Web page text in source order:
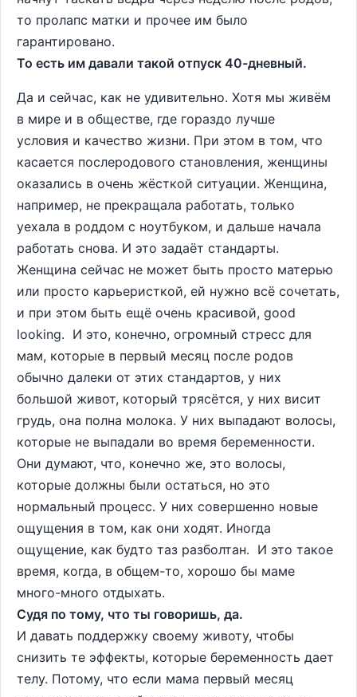
то пролапс матки и прочее им было
гарантировано.
То есть им давали такой отпуск 40-дневный.
Да и сейчас, как не удивительно. Хотя мы живём
в мире и в обществе, где гораздо лучше
условия и качество жизни. При этом в том, что
касается послеродового становления, женщины
оказались в очень жёсткой ситуации. Женщина,
например, не прекращала работать, только
уехала в роддом с ноутбуком, и дальше начала
работать снова. И это задаёт стандарты.
Женщина сейчас не может быть просто матерью
или просто карьеристкой, ей нужно всё сочетать,
и при этом быть ещё очень красивой, good
looking. И это, конечно, огромный стресс для
мам, которые в первый месяц после родов
обычно далеки от этих стандартов, у них
большой живот, который трясётся, у них висит
грудь, она полна молока. У них выпадают волосы,
которые не выпадали во время беременности.
Они думают, что, конечно же, это волосы,
которые должны были остаться, но это
нормальный процесс. У них совершенно новые
ощущения в том, как они ходят. Иногда
ощущение, как будто таз разболтан. И это такое
время, когда, в общем-то, хорошо бы маме
много-много отдыхать.
Судя по тому, что ты говоришь, да.
И давать поддержку своему животу, чтобы
снизить те эффекты, которые беременность дает
телу. Потому, что если мама первый месяц